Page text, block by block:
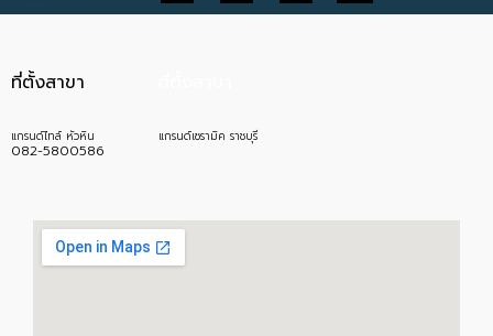
ที่ตั้งสาขา
แกรนด์ไทล์ หัวหิน
082-5800586
แกรนด์เซรามิค ราชบุรี